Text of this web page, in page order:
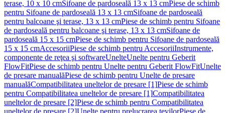
terase, 10 x 10 cmSifoane de pardoseală 13 x 13 cmPiese de schimb
pentru Sifoane de pardoseală 13 x 13 cmSifoane de pardoseală
pentru balcoane şi terase, 13 x 13 cmPiese de schimb pentru Sifoane
de pardoseală pentru balcoane şi terase, 13 x 13 cmSifoane de
pardoseală 15 x 15 cmPiese de schimb pentru Sifoane de pardoseală
15 x 15 cmAccesoriiPiese de schimb pentru AccesoriiInstrumente,
componente de reţea şi softwareUnelteUnelte pentru Geberit
FlowFitPiese de schimb pentru Unelte pentru Geberit FlowFitUnelte
de presare manualăPiese de schimb pentru Unelte de presare
manualăCompatibilitatea uneltelor de presare [1]Piese de schimb
pentru Compatibilitatea uneltelor de presare [1]Compatibilitatea
uneltelor de presare [2]Piese de schimb pentru Compatibilitatea
uneltelor de presare [2]Unelte pentru prelucrarea ţevilorPiese de